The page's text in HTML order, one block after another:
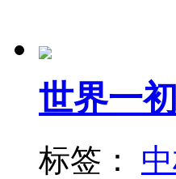
世界一
标签：